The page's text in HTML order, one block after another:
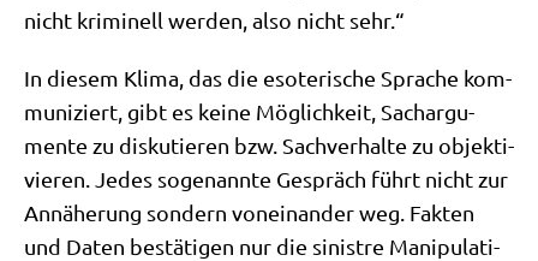
nicht kri­mi­nell wer­den, also nicht sehr.“
In die­sem Kli­ma, das die eso­te­ri­sche Spra­che kom­
mu­ni­ziert, gibt es kei­ne Mög­lich­keit, Sach­ar­gu­
men­te zu dis­ku­tie­ren bzw. Sach­ver­hal­te zu objek­ti­
vie­ren. Jedes soge­nann­te Gespräch führt nicht zur
Annä­he­rung son­dern von­ein­an­der weg. Fak­ten
und Daten bestä­ti­gen nur die sinist­re Mani­pu­la­ti­